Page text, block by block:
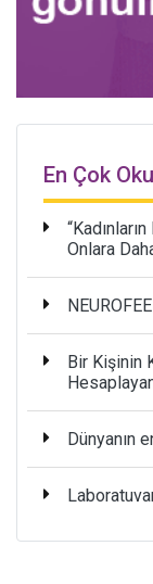
En Çok
Onlara
Bir Kişinin
Dünyanın